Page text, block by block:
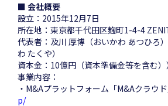
■ 会社概要
設立：2015年12月7日
所在地：東京都千代田区麹町1-4-4
代表者：及川 厚博（おいかわ あつひろ
わ たくや）
資本金：10億円（資本準備金等を含む））
事業内容：
・M&Aプラットフォーム「M&Aクラウド
p/